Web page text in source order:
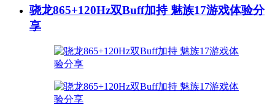
骁龙865+120Hz双Buff加持 魅族17游戏体验分
享